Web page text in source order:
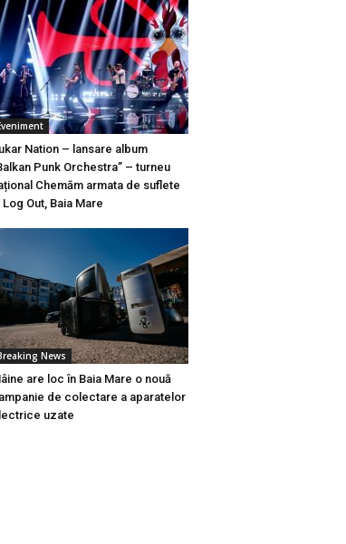
Nation – lansare album
Punk Orchestra” – turneu
Chemăm armata de suflete
Log Out, Baia Mare
News
are loc în Baia Mare o nouă
de colectare a aparatelor
uzate